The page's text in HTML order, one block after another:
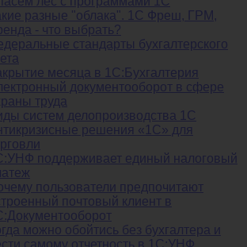
разные "облака". 1С Фреш, ГРМ,
- что выбрать?
стандарты бухгалтерского
месяца в 1С:Бухгалтерия
документооборот в сфере
труда
систем делопроизводства 1C
решения «1С» для
поддерживает единый налоговый
пользователи предпочитают
почтовый клиент в
можно обойтись без бухгалтера и